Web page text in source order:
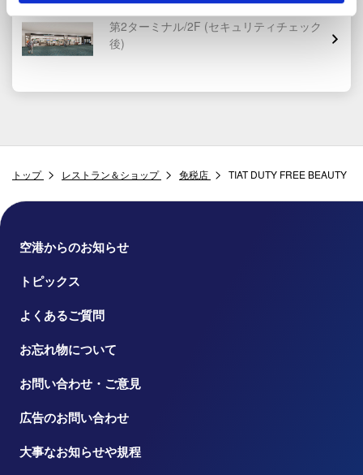
TIAT ARRIVAL DUTY FREE SHOP
第2ターミナル/2F (セキュリティチェック
後)
トップ レストラン＆ショップ 免税店 TIAT DUTY FREE BEAUTY
空港からのお知らせ
トピックス
よくあるご質問
お忘れ物について
お問い合わせ・ご意見
広告のお問い合わせ
大事なお知らせや規程